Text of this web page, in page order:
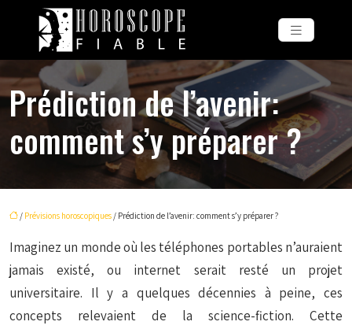
Prédiction de l’avenir:
comment s’y préparer ?
/ Prévisions horoscopiques / Prédiction de l’avenir: comment s’y préparer ?
Imaginez un monde où les téléphones portables n’auraient
jamais existé, ou internet serait resté un projet
universitaire. Il y a quelques décennies à peine, ces
concepts relevaient de la science-fiction. Cette